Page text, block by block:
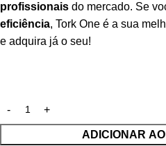
profissionais do mercado. Se
eficiência, Tork One é a sua
e adquira já o seu!
ADICIONAR